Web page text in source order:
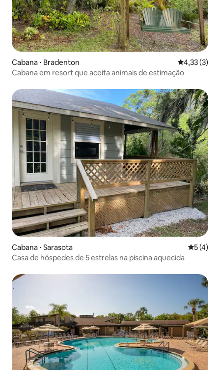
Cabana ⋅ Bradenton 4,33 de
4,33 (3)
Cabana em resort que aceita animais de estimação
Cabana ⋅ Sarasota 5 de
5 (4)
Casa de hóspedes de 5 estrelas na piscina aquecida